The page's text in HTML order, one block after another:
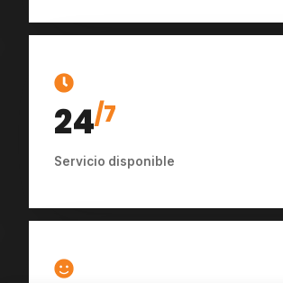
24/7
Servicio disponible